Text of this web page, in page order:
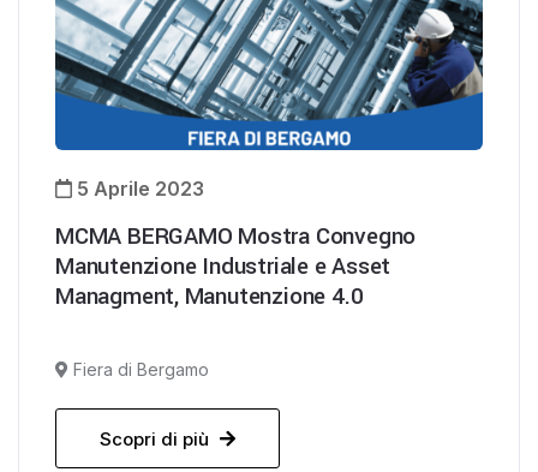
5 Aprile 2023
MCMA BERGAMO Mostra Convegno
Manutenzione Industriale e Asset
Managment, Manutenzione 4.0
Fiera di Bergamo
Scopri di più